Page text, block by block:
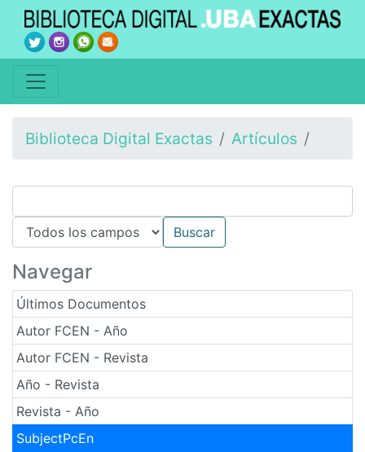
Biblioteca Digital Exactas Artículos
Navegar
Últimos Documentos
Autor FCEN - Año
Autor FCEN - Revista
Año - Revista
Revista - Año
SubjectPcEn